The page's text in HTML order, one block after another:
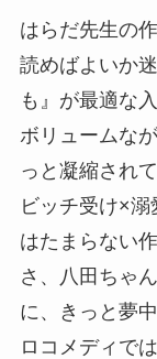
はらだ先生の
読めばよいか
も』が最適な
ボリュームな
っと凝縮されて
ビッチ受け×
はたまらない
さ、八田ちゃ
に、きっと夢
ロコメディで